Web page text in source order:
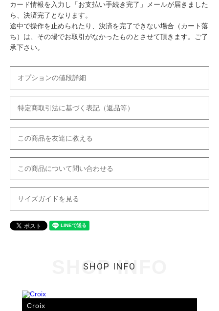
カード情報を入力し「お支払い手続き完了」メールが届きました
ら、決済完了となります。
途中で操作を止められたり、決済を完了できない場合（カート落
ち）は、その場でお取引がなかったものとさせて頂きます。ご了
承下さい。
オプションの値段詳細
特定商取引法に基づく表記（返品等）
この商品を友達に教える
この商品について問い合わせる
サイズガイドを見る
SHOP INFO
SHOP INFO
Croix